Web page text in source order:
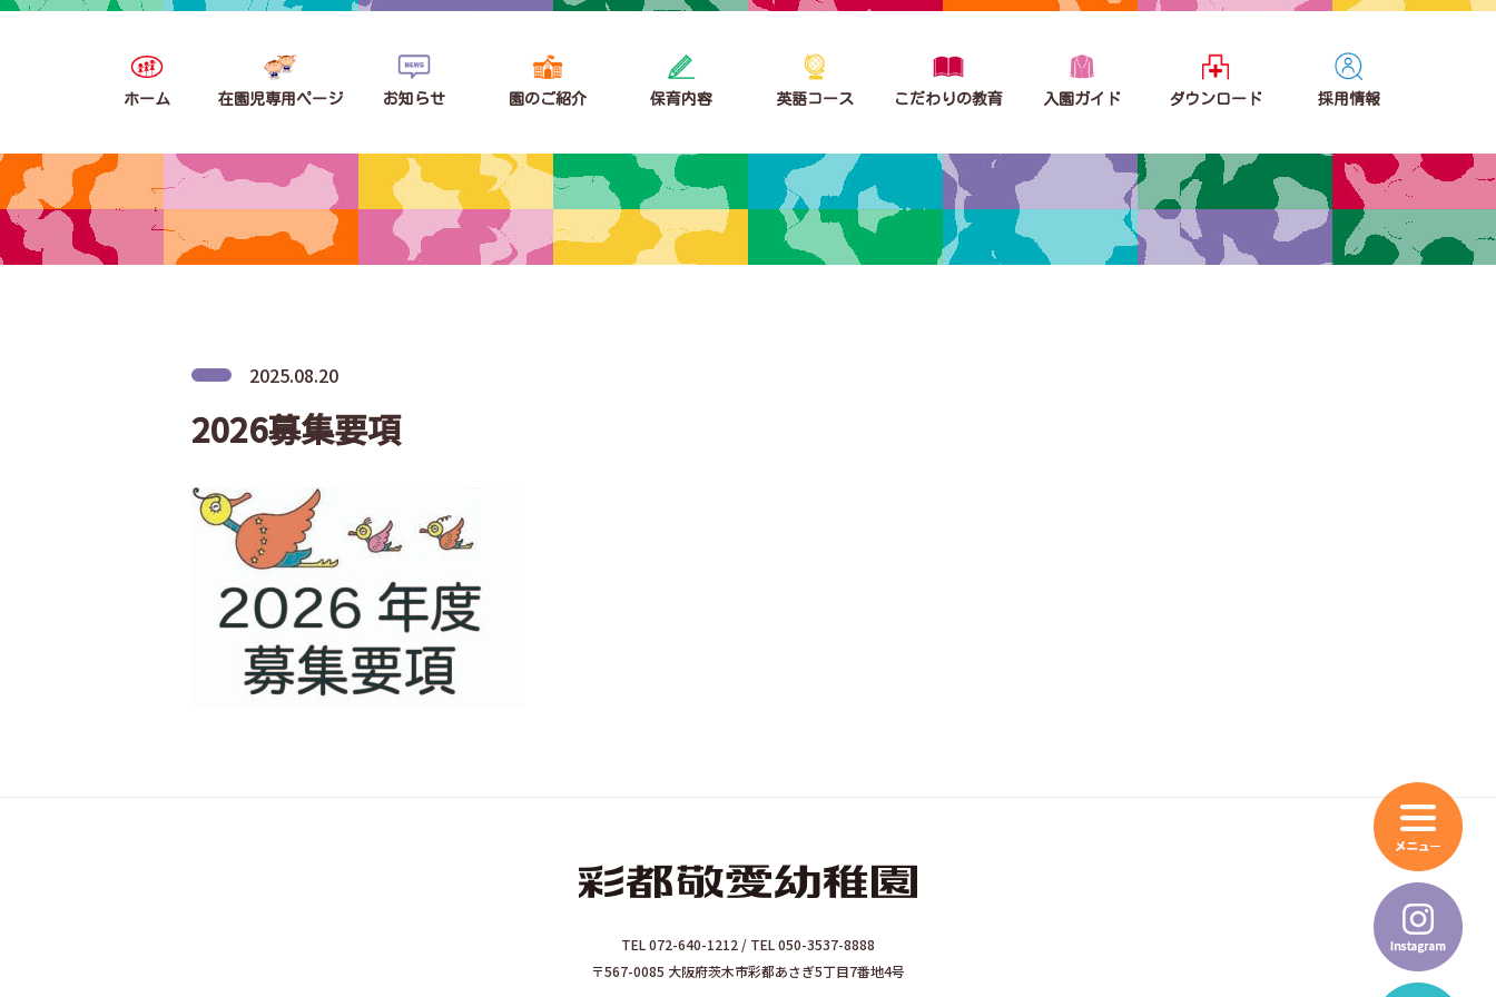
ホーム 在園児専用ページ お知らせ 園のご紹介 保育内容 英語コース こだわりの教育 入園ガイド ダウンロード 採用情報
2025.08.20
2026募集要項
TEL 072-640-1212 / TEL 050-3537-8888
〒567-0085 大阪府茨木市彩都あさぎ5丁目7番地4号